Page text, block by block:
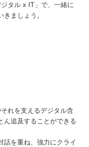
タル x IT」で、一緒に
ましょう。
れを支えるデジタル含
ん追及することができる
話を重ね、強力にクライ